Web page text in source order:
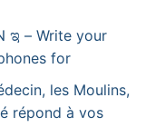
ಇ – Write your
for
les Moulins,
répond à vos